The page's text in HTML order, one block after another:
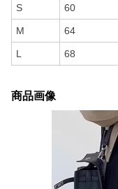
S 60
M 64
L 68
商品画像